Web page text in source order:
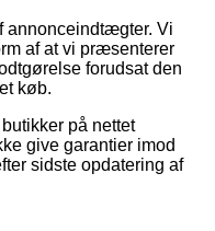
annonceindtægter. Vi
af at vi præsenterer
forudsat den
køb.
på nettet
give garantier imod
sidste opdatering af